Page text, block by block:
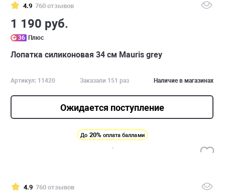
4.9 760 отзывов
1 190 руб.
36 Плюс
Лопатка силиконовая 34 см Mauris grey
Артикул: 11420 Заказали 151 раз Наличие в магазинах
Ожидается поступление
До 20% оплата баллами
4.9 760 отзывов